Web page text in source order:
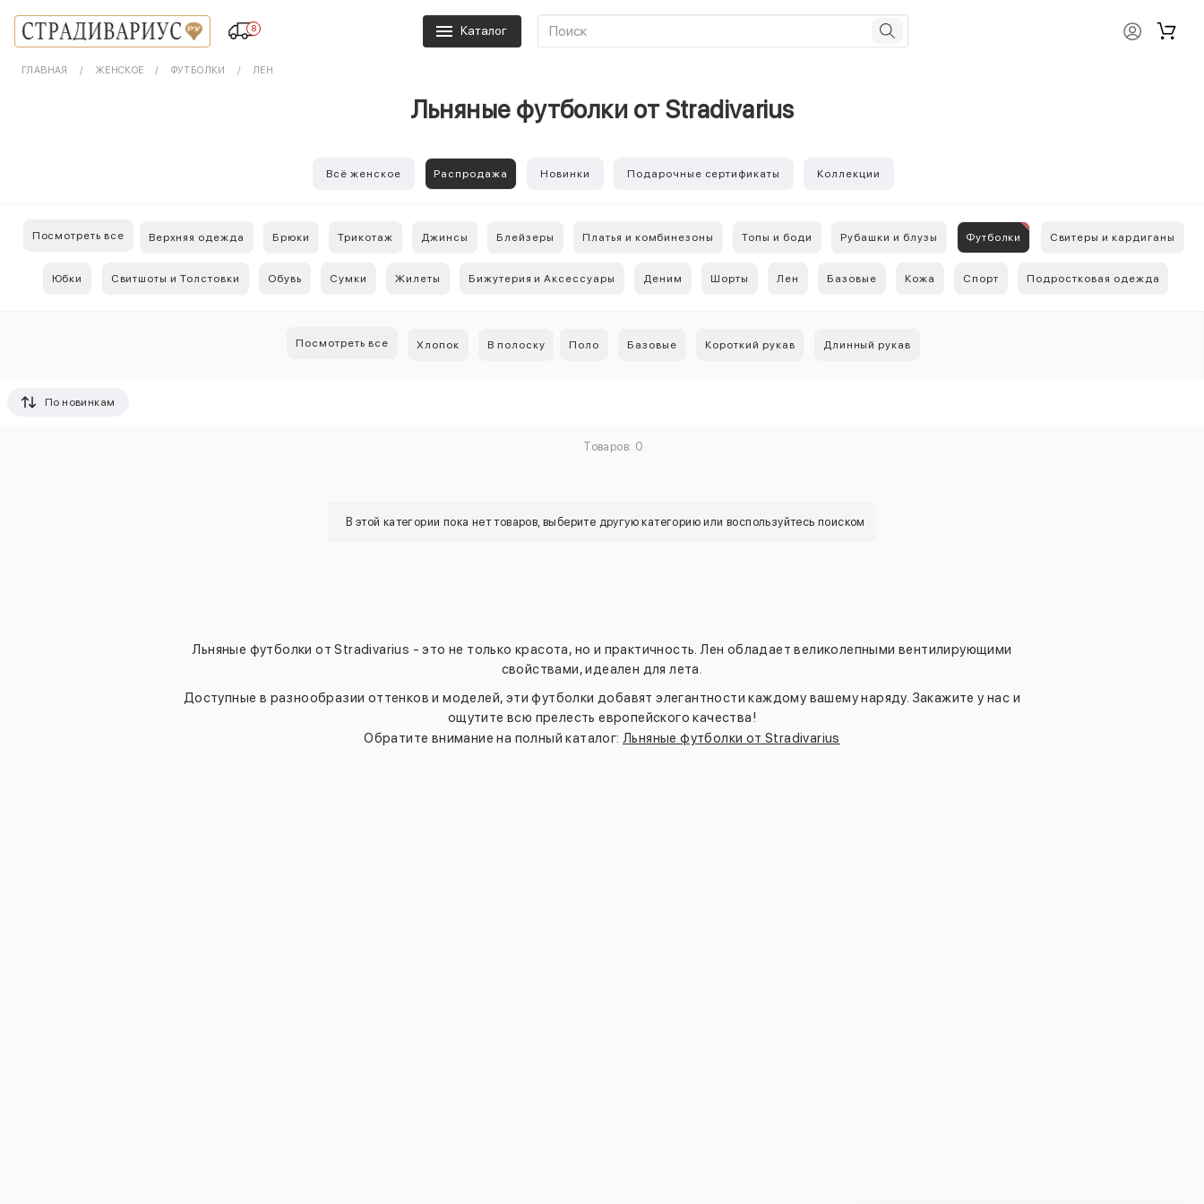
8 Каталог
ГЛАВНАЯ ЖЕНСКОЕ ФУТБОЛКИ ЛЕН
Льняные футболки от Stradivarius
Всё женское Распродажа Новинки Подарочные сертификаты Коллекции
Посмотреть все Верхняя одежда Брюки Трикотаж Джинсы Блейзеры Платья и комбинезоны Топы и боди Рубашки и блузы Футболки Свитеры и кардиганы
Юбки Свитшоты и Толстовки Обувь Сумки Жилеты Бижутерия и Аксессуары Деним Шорты Лен Базовые Кожа Спорт Подростковая одежда
Посмотреть все Хлопок В полоску Поло Базовые Короткий рукав Длинный рукав
По новинкам
Товаров: 0
В этой категории пока нет товаров, выберите другую категорию или воспользуйтесь поиском
Льняные футболки от Stradivarius - это не только красота, но и практичность. Лен обладает великолепными вентилирующими
свойствами, идеален для лета.
Доступные в разнообразии оттенков и моделей, эти футболки добавят элегантности каждому вашему наряду. Закажите у нас и
ощутите всю прелесть европейского качества!
Обратите внимание на полный каталог: Льняные футболки от Stradivarius